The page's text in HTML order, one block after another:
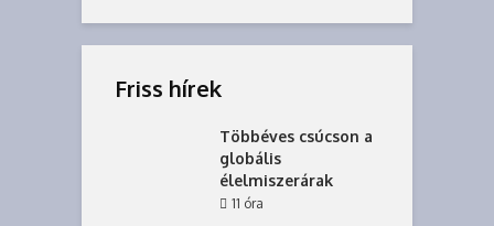
Friss hírek
Többéves csúcson a
globális
élelmiszerárak
11 óra